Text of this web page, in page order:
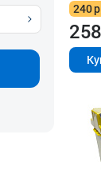
240
258